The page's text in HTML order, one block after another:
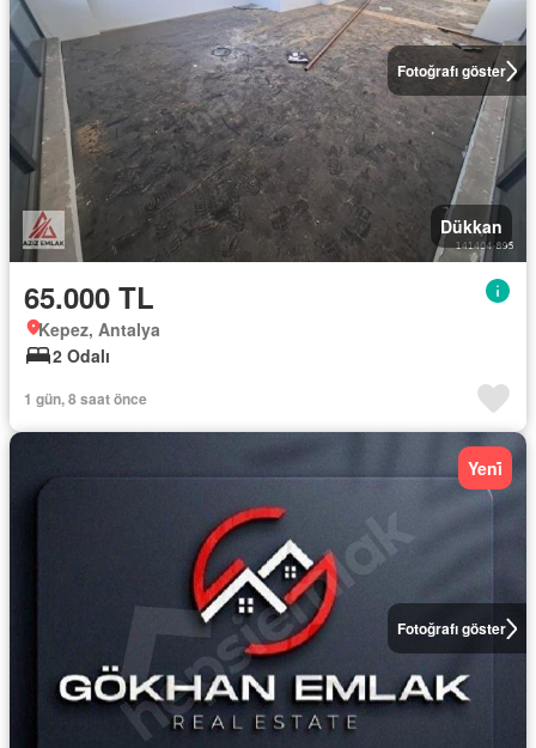
Fotoğrafı göster
Dükkan
65.000 TL
Kepez, Antalya
2 Odalı
1 gün, 8 saat önce
Fotoğrafı göster
Yeni̇